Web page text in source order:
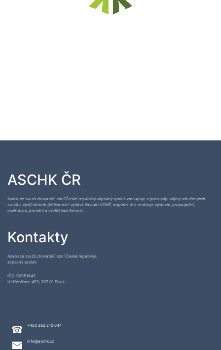
ASCHK ČR
Asociace svazů chovatelů koní České republiky zapsaný spolek zastupuje a prosazuje zájmy sdruženýcvh
svazů a vyvíjí následující činnosti: vydává časopis KONĚ, organizuje a realizuje výstavní, propagační,
osvětovou, poradní a vzdělávací činnost.
Kontakty
Asociace svazů chovatelů koní České republiky,
zapsaný spolek
IČO: 00551643
U Hřebčince 479, 397 01 Písek
+420 382 210 644
info@aschk.cz